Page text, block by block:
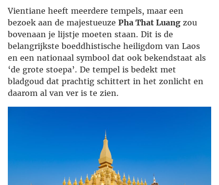
Vientiane heeft meerdere tempels, maar een
bezoek aan de majestueuze Pha That Luang zou
bovenaan je lijstje moeten staan. Dit is de
belangrijkste boeddhistische heiligdom van Laos
en een nationaal symbool dat ook bekendstaat als
‘de grote stoepa’. De tempel is bedekt met
bladgoud dat prachtig schittert in het zonlicht en
daarom al van ver is te zien.